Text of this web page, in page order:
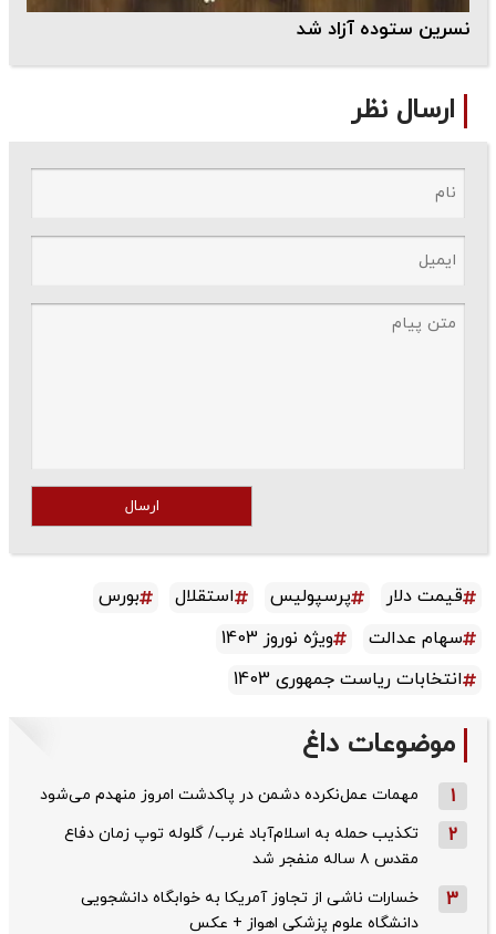
نسرین ستوده آزاد شد
ارسال نظر
ارسال
قیمت دلار پرسپولیس استقلال
بورس
سهام عدالت
ویژه نوروز 1403
انتخابات ریاست جمهوری 1403
موضوعات داغ
1 مهمات عمل‌نکرده دشمن در پاکدشت امروز منهدم می‌شود
2
تکذیب حمله به اسلام‌آباد غرب/ گلوله توپ زمان دفاع
مقدس ۸ ساله منفجر شد
3
خسارات ناشی از تجاوز آمریکا به خوابگاه دانشجویی
دانشگاه علوم پزشکی اهواز + عکس